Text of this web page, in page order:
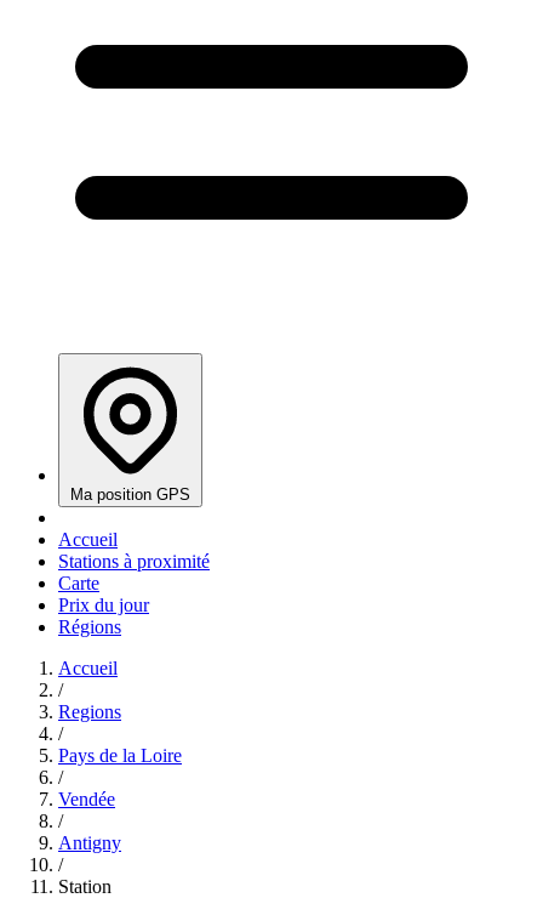
Ma position GPS
Accueil
Stations à proximité
Carte
Prix du jour
Régions
Accueil
/
Regions
/
Pays de la Loire
/
Vendée
/
Antigny
/
Station